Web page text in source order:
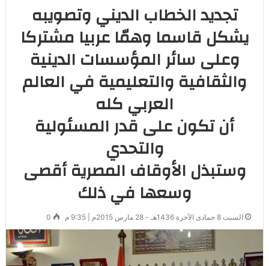
تجديد الخطاب الديني وتصويبه
يشكل قاسما وهمّا عربيا مشتركا
وعلى سائر المؤسسات الدينية
والثقافية والتعليمية في العالم
العربي كله
أن تكون على قدر المسئولية
والتحدي
وستبذل الأوقاف المصرية أقصى
وسعها في ذلك
السبت 8 جمادى الآخرة 1436هـ - 28 مارس 2015م | 9:35 م 0